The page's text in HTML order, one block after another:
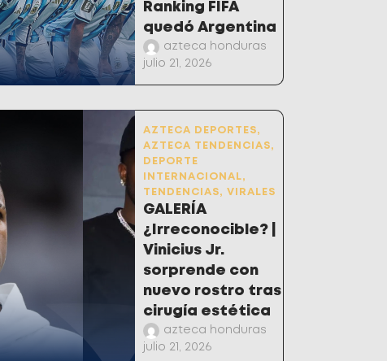
Ranking FIFA
quedó Argentina
azteca honduras
julio 21, 2026
AZTECA DEPORTES,
AZTECA TENDENCIAS,
DEPORTE
INTERNACIONAL,
TENDENCIAS, VIRALES
GALERÍA
¿Irreconocible? |
Vinicius Jr.
sorprende con
nuevo rostro tras
cirugía estética
azteca honduras
julio 21, 2026